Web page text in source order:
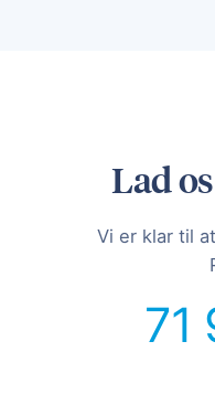
Lad
Vi er klar til
71